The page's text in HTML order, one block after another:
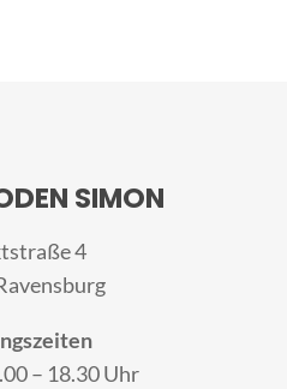
SIMON
4
– 18.30 Uhr